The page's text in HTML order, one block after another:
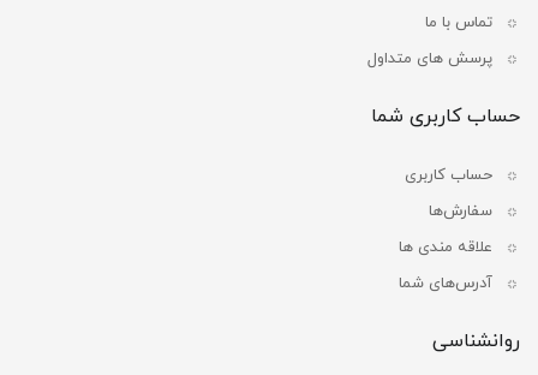
تماس با ما
پرسش های متداول
حساب کاربری شما
حساب کاربری
سفارش‌ها
علاقه مندی ها
آدرس‌های شما
روانشناسی